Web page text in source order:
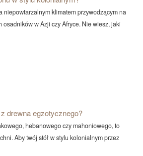
klimatem przywodzącym na
w Azji czy Afryce. Nie wiesz, jaki
drewna egzotycznego?
hebanowego czy mahoniowego, to
Aby twój stół w stylu kolonialnym przez